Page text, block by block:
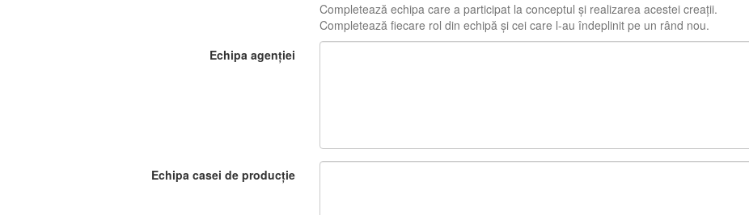
Completează echipa care a participat la conceptul și realizarea acestei creații.
Completează fiecare rol din echipă și cei care l-au îndeplinit pe un rând nou.
Echipa agenției
Echipa casei de producție